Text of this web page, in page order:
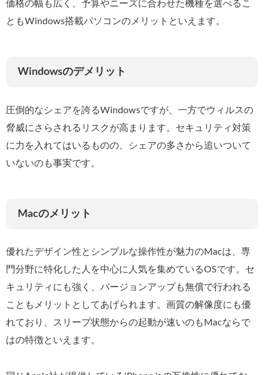
価格の幅も広く、予算やニーズに合わせた機種を選べるこ
ともWindows搭載パソコンのメリットといえます。
Windowsのデメリット
圧倒的なシェアを誇るWindowsですが、一方でウィルスの
脅威にさらされるリスクが高まります。セキュリティ対策
に力を入れてはいるものの、シェアの多さから追いついて
いないのも事実です。
Macのメリット
優れたデザイン性とシンプルな操作性が魅力のMacは、専
門分野に特化した人を中心に人気を集めているOSです。セ
キュリティにも強く、バージョンアップも無償で行われる
こともメリットとしてあげられます。画質の解像度にも優
れており、スリープ状態からの起動が速いのもMacならで
はの特徴といえます。